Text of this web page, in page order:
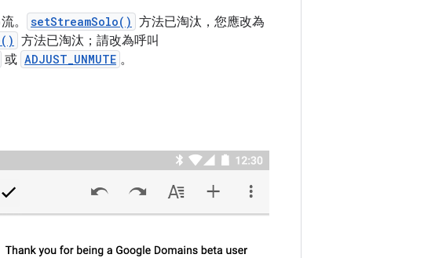
。 setStreamSolo() 方法已淘汰，您應改為
方法已淘汰；請改為呼叫
或 ADJUST_UNMUTE 。